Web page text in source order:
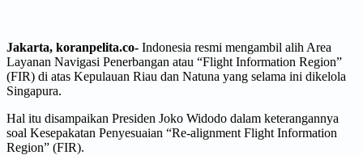
Jakarta, koranpelita.co- Indonesia resmi mengambil alih Area
Layanan Navigasi Penerbangan atau “Flight Information Region”
(FIR) di atas Kepulauan Riau dan Natuna yang selama ini dikelola
Singapura.
Hal itu disampaikan Presiden Joko Widodo dalam keterangannya
soal Kesepakatan Penyesuaian “Re-alignment Flight Information
Region” (FIR).